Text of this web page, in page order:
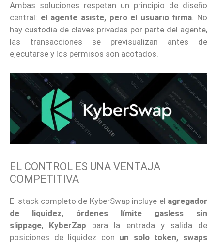
Ambas soluciones respetan un principio de diseño
central: el agente asiste, pero el usuario firma. No
hay custodia de claves privadas por parte del agente,
las transacciones se previsualizan antes de
ejecutarse y los permisos son acotados.
EL CONTROL ES UNA VENTAJA
COMPETITIVA
El stack completo de KyberSwap incluye el agregador
de liquidez, órdenes límite gasless sin
slippage, KyberZap para la entrada y salida de
posiciones de liquidez con un solo token, swaps